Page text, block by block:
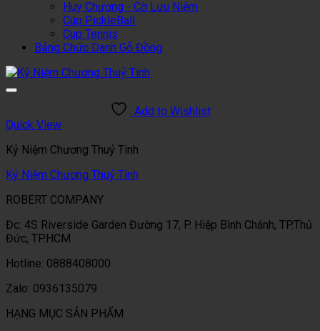
Huy Chương - Cờ Lưu Niệm
Cúp PickleBall
Cup Tennis
Bảng Chức Danh Gỗ Đồng
Add to Wishlist
Quick View
Kỷ Niệm Chương Thuỷ Tinh
Kỷ Niệm Chương Thuỷ Tinh
ROBERT COMPANY
Đc: 4S Riverside Garden Đường 17, P. Hiệp Bình Chánh, TP.Thủ
Đức, TP.HCM
Hotline: 0888408000
Zalo: 0936135079
HẠNG MỤC SẢN PHẨM